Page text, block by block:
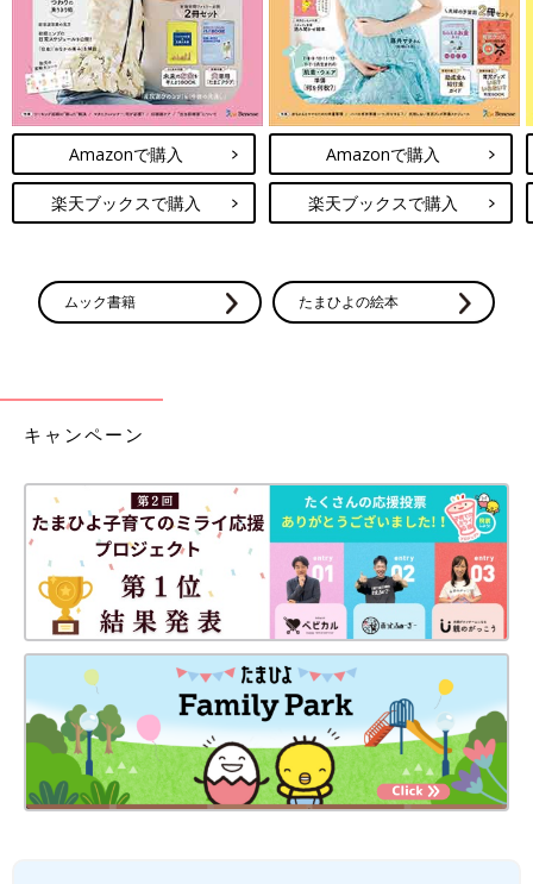
Amazonで購入
楽天ブックスで購入
Amazonで購入
楽天ブックスで購入
ムック書籍 たまひよの絵本
キャンペーン